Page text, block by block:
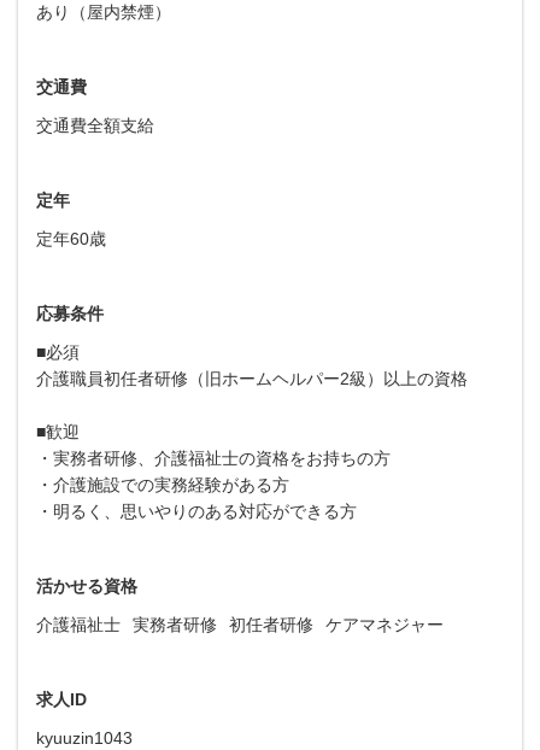
あり（屋内禁煙）
交通費
交通費全額支給
定年
定年60歳
応募条件
■必須
介護職員初任者研修（旧ホームヘルパー2級）以上の資格
■歓迎
・実務者研修、介護福祉士の資格をお持ちの方
・介護施設での実務経験がある方
・明るく、思いやりのある対応ができる方
活かせる資格
介護福祉士
実務者研修 初任者研修 ケアマネジャー
求人ID
kyuuzin1043